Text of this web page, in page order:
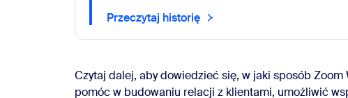
Przeczytaj historię
Czytaj dalej, aby dowiedzieć się, w jaki sposób
pomóc w budowaniu relacji z klientami, umożliwić